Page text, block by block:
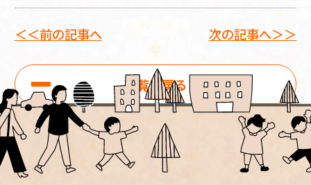
＜＜前の記事へ
一覧に戻る
次の記事へ＞＞